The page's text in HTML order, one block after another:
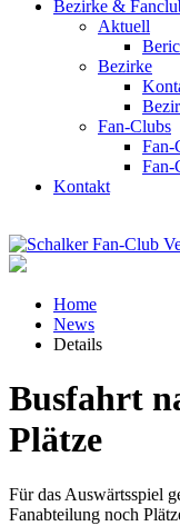
Bezirke &
Aktuell
Bezirke
Fan-Clubs
Fan-
Fan-
Kontakt
Home
News
Details
Busfahrt
Plätze
Für das Auswärtsspiel
Fanabteilung noch